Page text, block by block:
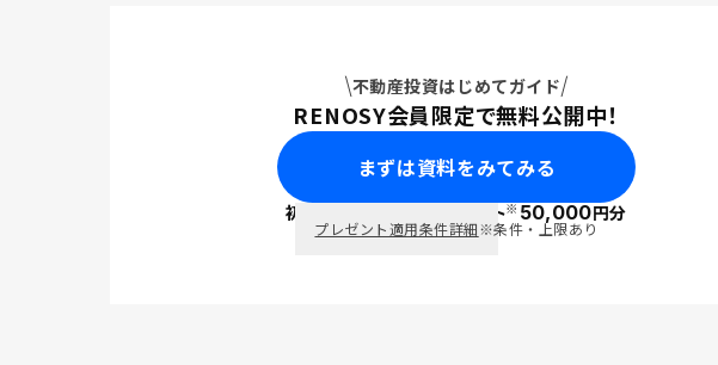
不動産投資はじめてガイド
RENOSY会員限定で無料公開中！
まずは資料をみてみる
初回面談で ポイント※50,000円分
プレゼント適用条件詳細※条件・上限あり